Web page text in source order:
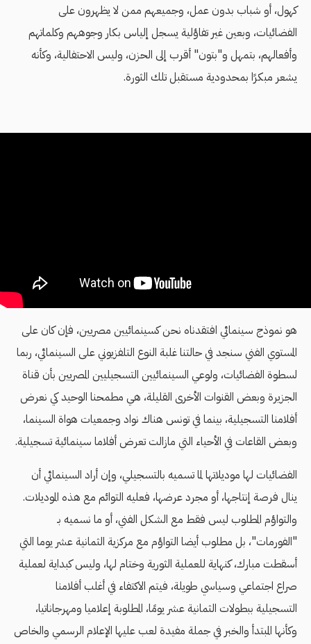
كهول، أو شباب بدون عمل، وجميعهم ممن لا يظهرون على
الفضائيات، وبعين غير تفاؤلية يسجل إلياس بكار وجوههم وكلماتهم
وأفعالهم، بتمهل و"بتون" أقرب إلى الحزن، وليس الاحتفالية، وكأنه
يشعر مبكرًا بمحدودية مستقبل تلك الثورة.
هو نموذج سينمائي افتقدناه نحن كسينمائيين مصريين، فإن كان على
المستوي الفني سنجد في حالتنا غلبة النوع التلفزيوني على السينمائي، ربما
لسطوة الفضائيات، ولوعي السينمائيين التسجيليين المصريين بأن قناة
الجزيرة وبعض القنوات الأخرى القليلة، هي مطمحنا الوحيد كي نعرض
أفلامنا التسجيلية، بينما في تونس هناك نواد وجمعيات هواة السينما،
وبعض القاعات في الأحياء التي مازالت تعرض أفلاما سينمائية تسجيلية.
الفضائيات لها موديلاتها لما تسميه بالتسجيلي، وإن أراد السينمائي أن
ينال فرصة إنتاجها، أو مجرد عرضها، فعليه التوائم مع هذه الموديلات.
والتواؤم المطلوب ليس فقط مع الشكل الفني، أو ما نسميه بـ
"الفورمات"، بل مطلوب أيضا التواؤم مع مركزية الثمانية عشر يوما التي
أسقطت مبارك، كنهاية للعملية الثورية وختام لها، وليس كبداية لعملية
صراع اجتماعي وسياسي طويلة، فيتم الاكتفاء في أغلب أفلامنا
التسجيلية ببطولات الثمانية عشر يومًا، المطلوبة إعلاميا ومهرجاناتيا،
وكأنها المبتدأ والخبر في جملة مفيدة لعب عليها الإعلام الرسمي والخاص